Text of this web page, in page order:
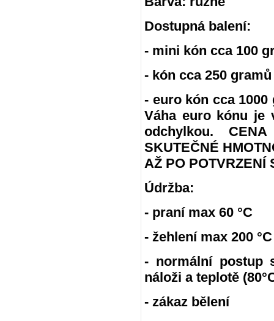
Dostupná balení:
- mini kón cca 100
- kón cca 250
- euro kón cca 1000
Váha euro kónu je
odchylkou.
SKUTEČNÉ
AŽ PO POTVRZENÍ
Údržba:
- praní max 60 °C
- žehlení max 200 °C
- normální postup
náloži a teplotě
- zákaz bělení